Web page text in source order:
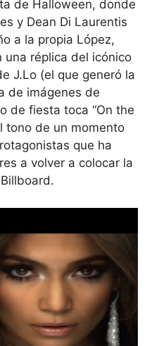
de Halloween, donde
y Dean Di Laurentis
a la propia López,
una réplica del icónico
J.Lo (el que generó la
de imágenes de
de fiesta toca “On the
tono de un momento
que ha
a volver a colocar la